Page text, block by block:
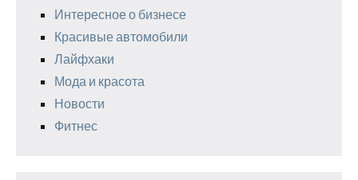
Интересное о бизнесе
Красивые автомобили
Лайфхаки
Мода и красота
Новости
Фитнес